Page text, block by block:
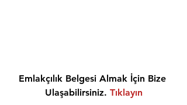
Emlakçılık Belgesi Almak İçin Bize
Ulaşabilirsiniz. Tıklayın